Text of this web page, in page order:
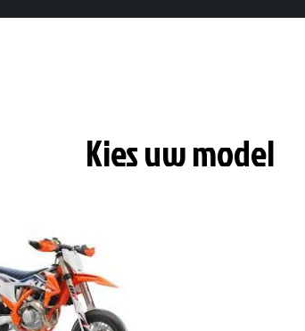
Kies uw model